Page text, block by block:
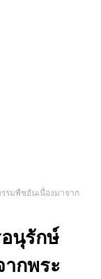
รมพืชอันเนื่องมาจาก
นุรักษ์
กพระ